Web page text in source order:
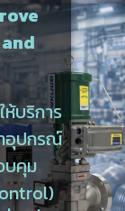
บริการ
อุปกรณ์
บคุม